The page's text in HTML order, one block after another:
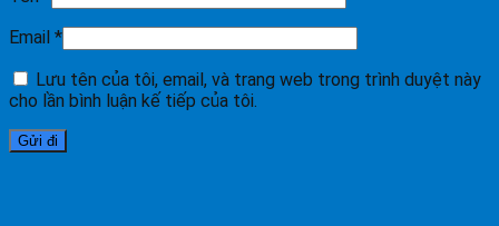
Email *
Lưu tên của tôi, email, và trang web trong trình duyệt này
cho lần bình luận kế tiếp của tôi.